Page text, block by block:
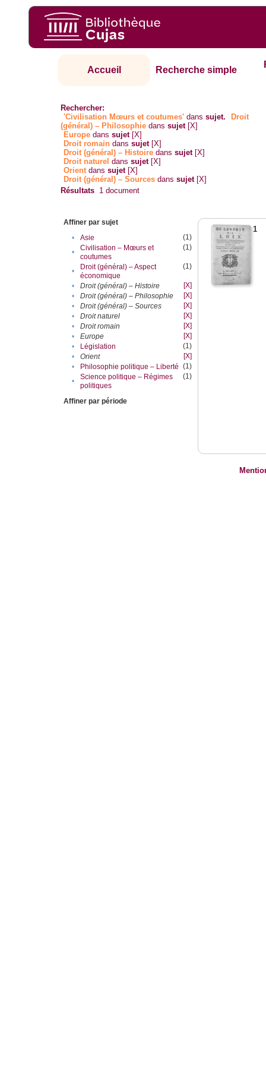
Accueil Recherche simple
Rechercher:
'Civilisation Mœurs et coutumes' danssujet.
Droit
(général) – Philosophie danssujet [X]
Europe danssujet [X]
Droit romain danssujet [X]
Droit (général) – Histoire danssujet [X]
Droit naturel danssujet [X]
Orientdanssujet [X]
Droit (général) – Sources danssujet [X]
Résultats 1 document
Affiner par sujet
•
Asie
(1)
•
Civilisation – Mœurs et
coutumes
(1)
•
Droit (général) – Aspect
économique
(1)
• Droit (général) – Histoire
[X]
•
Droit (général) – Philosophie
[X]
•
Droit (général) – Sources
[X]
•
Droit naturel
[X]
•
Droit romain
[X]
•
Europe
[X]
•
Législation
(1)
•
Orient
[X]
•
Philosophie politique – Liberté (1)
•
Science politique – Régimes
politiques
(1)
Affiner par période
1